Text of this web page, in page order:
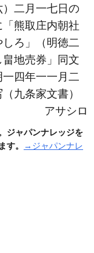
二月一七日の
「熊取庄内朝社
ろ」
（明徳二
地売券」同文
四年一一月二
（九条家文書）
アサシロ
ジャパンナレッジを
す。
→ジャパンナレ